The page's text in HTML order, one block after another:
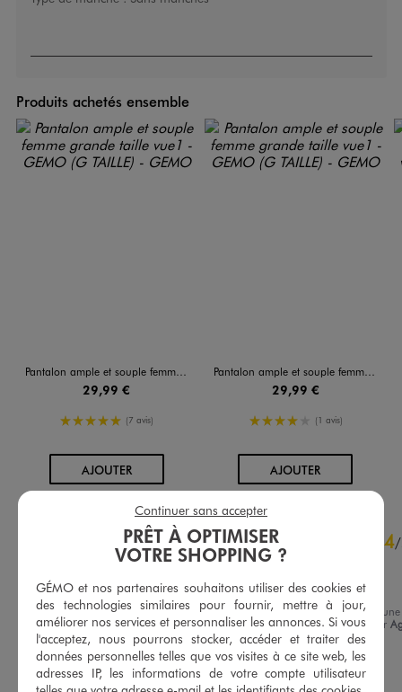
Produits achetés ensemble
Pantalon ample et souple femme grande taille
29,99 €
5/5 de moyenne
(7 avis)
AJOUTERAU PANIER
Pantalon ample et souple femme grande taille
29,99 €
4/5 de moyenne
(1 avis)
AJOUTERAU PANIER
4/5
Basé sur 8 avis soumis à un
contrôle
Voir tous les avis sur ce site
4/
Avis vérifié et récompensé
tres classe
Avis du 14/07/2026
, suite à une
expérience du29/06/2026 par
R.
Utile(0) Signaler
PRÊT À OPTIMISER
VOTRE SHOPPING ?
GÉMO et nos partenaires souhaitons utiliser des cookies et
des technologies similaires pour fournir, mettre à jour,
améliorer nos services et personnaliser les annonces. Si vous
l'acceptez, nous pourrons stocker, accéder et traiter des
données personnelles telles que vos visites à ce site web, les
adresses IP, les informations de votre compte utilisateur
Continuer sans accepter